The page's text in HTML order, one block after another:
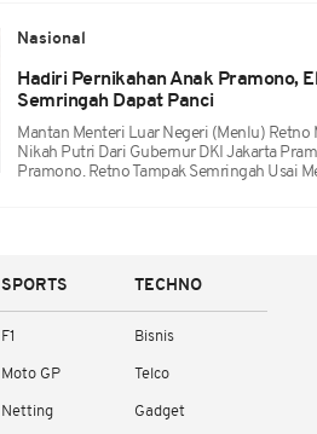
Nasional
Hadiri Pernikahan Anak Pramono,
Semringah Dapat Panci
Mantan Menteri Luar Negeri (Menlu) Retno
Nikah Putri Dari Gubernur DKI Jakarta
Pramono. Retno Tampak Semringah Usai
SPORTS
F1
Moto GP
Netting
TECHNO
Bisnis
Telco
Gadget